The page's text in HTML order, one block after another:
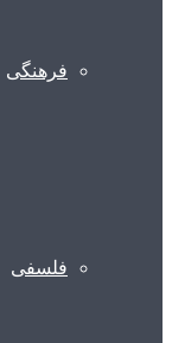
فرهنگی
فلسفی